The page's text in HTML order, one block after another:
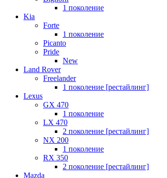
1 поколение
Kia
Forte
1 поколение
Picanto
Pride
New
Land Rover
Freelander
1 поколение [рестайлинг]
Lexus
GX 470
1 поколение
LX 470
2 поколение [рестайлинг]
NX 200
1 поколение
RX 350
2 поколение [рестайлинг]
Mazda